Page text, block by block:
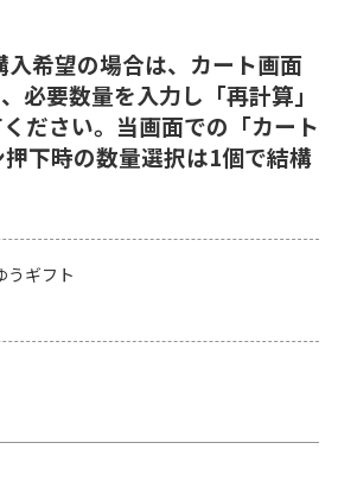
希望の場合は、カート画面
必要数量を入力し「再計算」
ださい。当画面での「カート
下時の数量選択は1個で結構
うギフト